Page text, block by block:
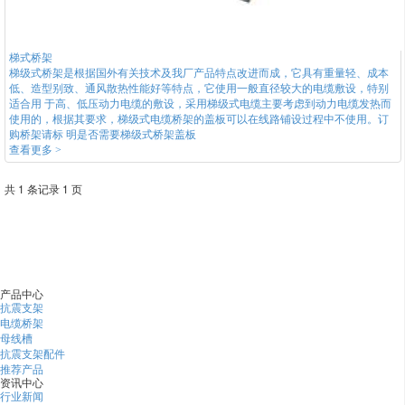
梯式桥架
梯级式桥架是根据国外有关技术及我厂产品特点改进而成，它具有重量轻、成本
低、造型别致、通风散热性能好等特点，它使用一般直径较大的电缆敷设，特别
适合用 于高、低压动力电缆的敷设，采用梯级式电缆主要考虑到动力电缆发热而
使用的，根据其要求，梯级式电缆桥架的盖板可以在线路铺设过程中不使用。订
购桥架请标 明是否需要梯级式桥架盖板
查看更多 >
共 1 条记录 1 页
产品中心
抗震支架
电缆桥架
母线槽
抗震支架配件
推荐产品
资讯中心
行业新闻